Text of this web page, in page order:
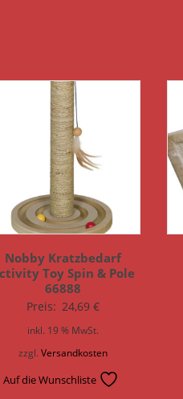
Nobby Kratzbedarf
Toy Spin & Pole
66888
Preis: 24,69€
inkl. 19 % MwSt.
zzgl.Versandkosten
Auf die Wunschliste